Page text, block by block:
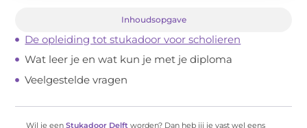
Inhoudsopgave
De opleiding tot stukadoor voor scholieren
Wat leer je en wat kun je met je diploma
Veelgestelde vragen
Wil je een Stukadoor Delft worden? Dan heb jij je vast wel eens